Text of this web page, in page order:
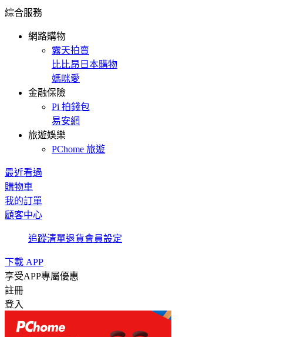
綜合服務
網路購物
露天拍賣
比比昂日本購物
媽咪愛
金融保險
Pi 拍錢包
易安網
旅遊娛樂
PChome 旅遊
最近看過
購物車
我的訂單
顧客中心
追蹤清單退貨會員設定
下載 APP
享受APP專屬優惠
註冊
登入